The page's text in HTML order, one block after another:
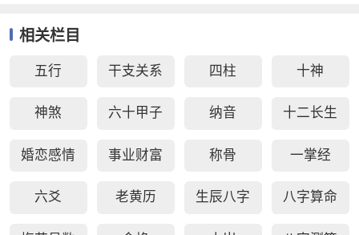
相关栏目
五行 干支关系 四柱 十神
神煞 六十甲子 纳音 十二长生
婚恋感情 事业财富 称骨 一掌经
六爻 老黄历 生辰八字 八字算命